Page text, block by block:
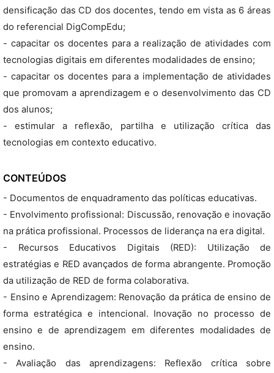
densificação das CD dos docentes, tendo em vista as 6 áreas
do referencial DigCompEdu;
- capacitar os docentes para a realização de atividades com
tecnologias digitais em diferentes modalidades de ensino;
- capacitar os docentes para a implementação de atividades
que promovam a aprendizagem e o desenvolvimento das CD
dos alunos;
- estimular a reflexão, partilha e utilização crítica das
tecnologias em contexto educativo.
CONTEÚDOS
- Documentos de enquadramento das políticas educativas.
- Envolvimento profissional: Discussão, renovação e inovação
na prática profissional. Processos de liderança na era digital.
- Recursos Educativos Digitais (RED): Utilização de
estratégias e RED avançados de forma abrangente. Promoção
da utilização de RED de forma colaborativa.
- Ensino e Aprendizagem: Renovação da prática de ensino de
forma estratégica e intencional. Inovação no processo de
ensino e de aprendizagem em diferentes modalidades de
ensino.
- Avaliação das aprendizagens: Reflexão crítica sobre